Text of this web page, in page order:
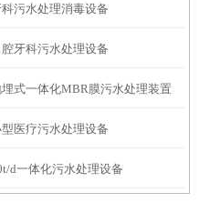
科污水处理消毒设备
腔牙科污水处理设备
式一体化MBR膜污水处理装置
医疗污水处理设备
d一体化污水处理设备